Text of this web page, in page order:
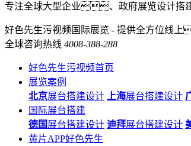
专注全球大型企业、政府展览设计搭
好色先生污视频国际展览 - 提供全方位线
全球咨询热线 4008-388-288
好色先生污视频首页
展览案例
北京展台搭建设计 上海展台搭建设计
国际展台搭建
德国 展台搭建设计 迪拜展台搭建设计
黄片APP好色先生